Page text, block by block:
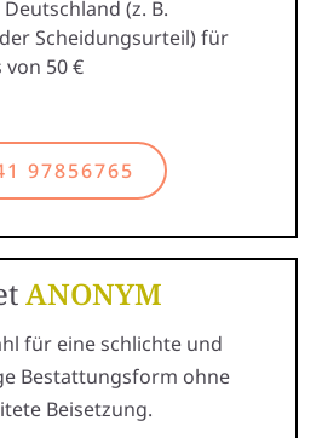
(z. B.
Scheidungsurteil) für
50 €
97856765
ANONYM
für eine schlichte und
Bestattungsform ohne
Beisetzung.